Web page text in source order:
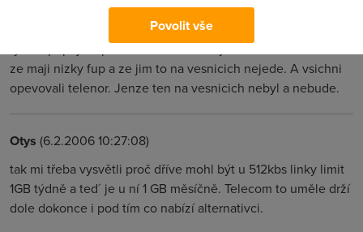
poustevnik na vesnici neprekousl, ze za 512 plati stejne jako
prazak za 4096. Pritom uz loni ve velkomestech bylo levne a
rychle pripojeni pres telenor. Ted navysil telecom a lidi beci
ze maji nizky fup a ze jim to na vesnicich nejede. A vsichni
opevovali telenor. Jenze ten na vesnicich nebyl a nebude.
Otys (6.2.2006 10:27:08)
tak mi třeba vysvětli proč dříve mohl být u 512kbs linky limit
1GB týdně a ted´ je u ní 1 GB měsíčně. Telecom to uměle drží
dole dokonce i pod tím co nabízí alternativci.
Povolit vše